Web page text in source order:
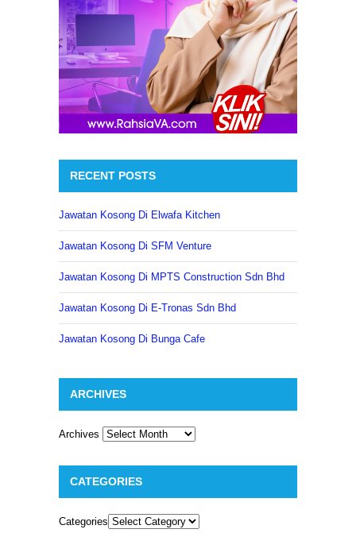
RECENT POSTS
Jawatan Kosong Di Elwafa Kitchen
Jawatan Kosong Di SFM Venture
Jawatan Kosong Di MPTS Construction Sdn Bhd
Jawatan Kosong Di E-Tronas Sdn Bhd
Jawatan Kosong Di Bunga Cafe
ARCHIVES
Archives
CATEGORIES
Categories